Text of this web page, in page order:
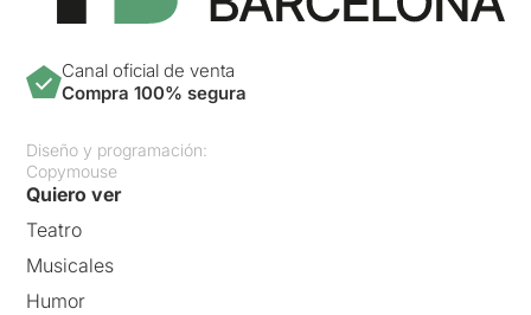
Canal oficial de venta
Compra 100% segura
Diseño y programación:
Copymouse
Quiero ver
Teatro
Musicales
Humor